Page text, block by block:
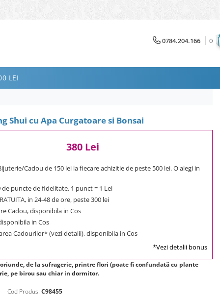
0784.204.166 0
LEI
Shui cu Apa Curgatoare si Bonsai
380 Lei
Cadou de 150 lei la fiecare achizitie de peste 500 lei. O alegi in
de puncte de fidelitate. 1 punct = 1 Lei
in 24-48 de ore, peste 300 lei
Cadou, disponibila in Cos
in Cos
Cadourilor* (vezi detalii), disponibila in Cos
*Vezi detalii bonus
de la sufragerie, printre flori (poate fi confundată cu plante
pe birou sau chiar in dormitor.
Cod Produs: C98455